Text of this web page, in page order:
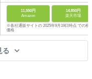
11,550円
Amazon
14,850円
楽天市場
※各社通販サイトの 2025年9月19日時点 での税
価格
る